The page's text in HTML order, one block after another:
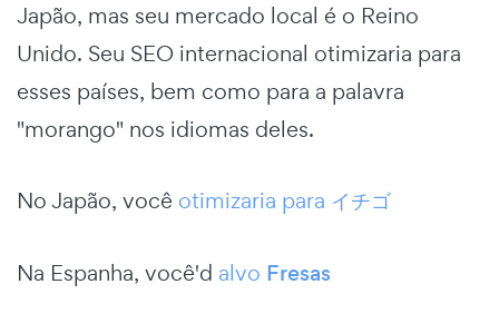
Japão, mas seu mercado local é o Reino
Unido. Seu SEO internacional otimizaria para
esses países, bem como para a palavra
"morango" nos idiomas deles.
No Japão, você otimizaria para イチゴ
Na Espanha, você'd alvo Fresas